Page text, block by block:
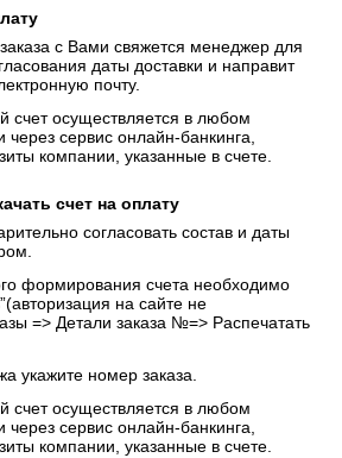
с Вами свяжется менеджер для
даты доставки и направит
почту.
счет осуществляется в любом
через сервис онлайн-банкинга,
компании, указанные в счете.
счет на оплату
согласовать состав и даты
формирования счета необходимо
на сайте не
=> Детали заказа №=> Распечатать
укажите номер заказа.
счет осуществляется в любом
через сервис онлайн-банкинга,
компании, указанные в счете.